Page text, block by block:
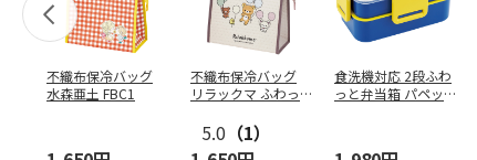
不織布保冷バッグ
水森亜土 FBC1
不織布保冷バッグ
リラックマ ふわっ
5.0 （1）
食洗機対応 2段ふわ
っと弁当箱 パペッ